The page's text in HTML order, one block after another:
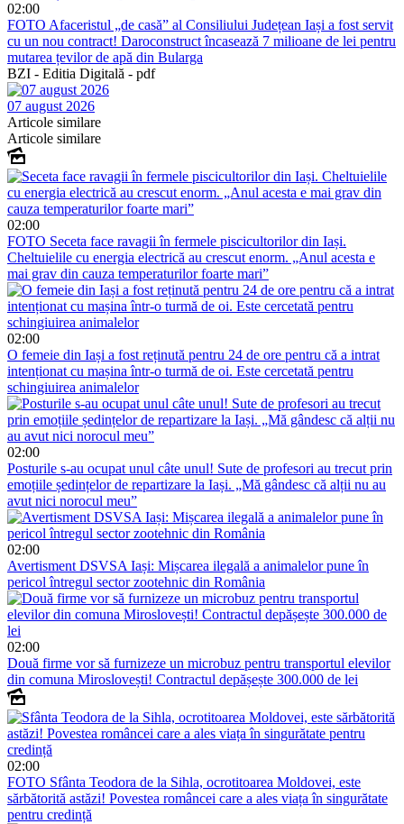
02:00
FOTO Afaceristul „de casă” al Consiliului Județean Iași a fost servit
cu un nou contract! Daroconstruct încasează 7 milioane de lei pentru
mutarea țevilor de apă din Bularga
BZI - Editia Digitală - pdf
07 august 2026
Articole similare
Articole similare
02:00
FOTO Seceta face ravagii în fermele piscicultorilor din Iași.
Cheltuielile cu energia electrică au crescut enorm. „Anul acesta e
mai grav din cauza temperaturilor foarte mari”
02:00
O femeie din Iași a fost reținută pentru 24 de ore pentru că a intrat
intenționat cu mașina într-o turmă de oi. Este cercetată pentru
schingiuirea animalelor
02:00
Posturile s-au ocupat unul câte unul! Sute de profesori au trecut prin
emoțiile ședințelor de repartizare la Iași. „Mă gândesc că alții nu au
avut nici norocul meu”
02:00
Avertisment DSVSA Iași: Mișcarea ilegală a animalelor pune în
pericol întregul sector zootehnic din România
02:00
Două firme vor să furnizeze un microbuz pentru transportul elevilor
din comuna Miroslovești! Contractul depășește 300.000 de lei
02:00
FOTO Sfânta Teodora de la Sihla, ocrotitoarea Moldovei, este
sărbătorită astăzi! Povestea româncei care a ales viața în singurătate
pentru credință